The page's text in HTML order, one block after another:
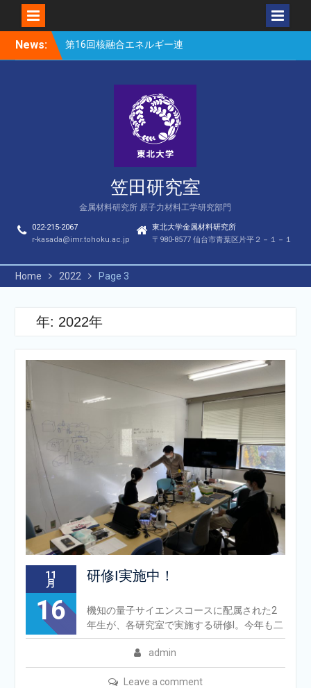
News:
楽しい理科のはなし（仙台
市立松森小学校）
合講演会若手優秀発表賞
第16回核融合エネルギー連
合講演会（笠田、Park、
Geng、長谷川、宮岸、山
村、Lee、He、Bae）
笠田研究室
金属材料研究所 原子力材料工学研究部門
022-215-2067
r-kasada@imr.tohoku.ac.jp
東北大学金属材料研究所
〒980-8577 仙台市青葉区片平２－１－１
Home 2022 Page 3
年: 2022年
11
月
16
研修I実施中！
admin
Leave a comment
機知の量子サイエンスコースに配属された2
年生が、各研究室で実施する研修I。今年も二